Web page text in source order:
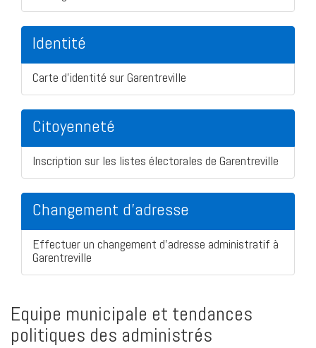
Identité
Carte d'identité sur Garentreville
Citoyenneté
Inscription sur les listes électorales de Garentreville
Changement d'adresse
Effectuer un changement d'adresse administratif à
Garentreville
Equipe municipale et tendances
politiques des administrés